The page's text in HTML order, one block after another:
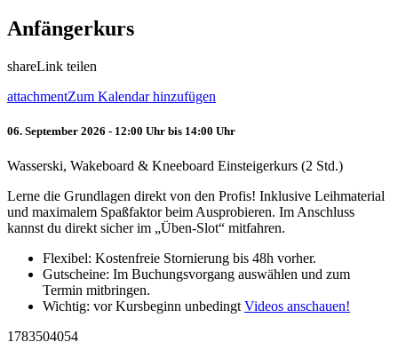
Anfängerkurs
shareLink teilen
attachmentZum Kalendar hinzufügen
06. September 2026 - 12:00 Uhr bis 14:00 Uhr
Wasserski, Wakeboard & Kneeboard Einsteigerkurs (2 Std.)
Lerne die Grundlagen direkt von den Profis! Inklusive Leihmaterial
und maximalem Spaßfaktor beim Ausprobieren. Im Anschluss
kannst du direkt sicher im „Üben-Slot“ mitfahren.
Flexibel: Kostenfreie Stornierung bis 48h vorher.
Gutscheine: Im Buchungsvorgang auswählen und zum
Termin mitbringen.
Wichtig: vor Kursbeginn unbedingtVideos anschauen!
1783504054